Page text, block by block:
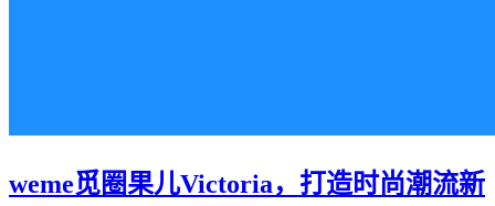
weme觅圈果儿Victoria，打造时尚潮流新